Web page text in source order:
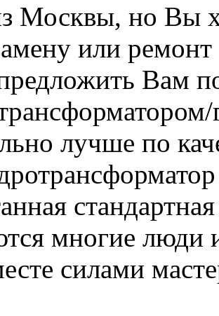
Москвы, но Вы
или
Вам
лучше по
многие люди
силами